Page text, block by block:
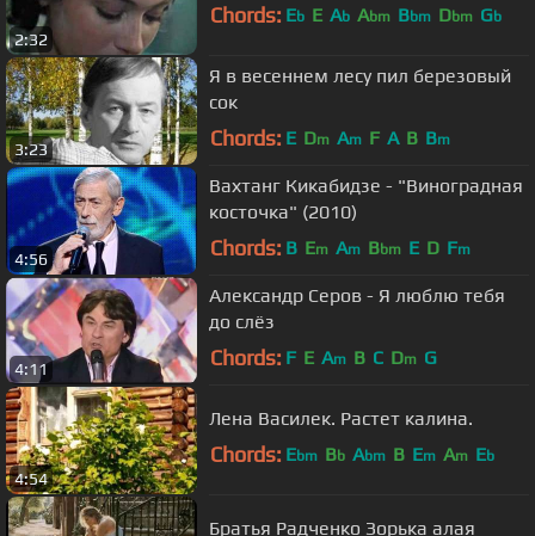
2:32
Chords: Eb E Ab Abm Bbm Dbm Gb
3:23
Я в весеннем лесу пил березовый
сок
Chords: E Dm Am F A B Bm
4:56
Вахтанг Кикабидзе - "Виноградная
косточка" (2010)
Chords: B Em Am Bbm E D Fm
4:11
Александр Серов - Я люблю тебя
до слёз
Chords: F E Am B C Dm G
4:54
Лена Василек. Растет калина.
Chords: Ebm Bb Abm B Em Am Eb
Братья Радченко Зорька алая